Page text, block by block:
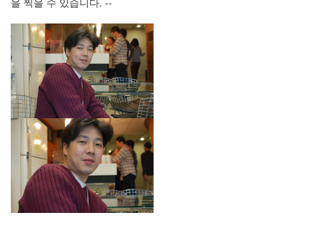
군
이
째
사
고
일
Tech
143
안
녕
리